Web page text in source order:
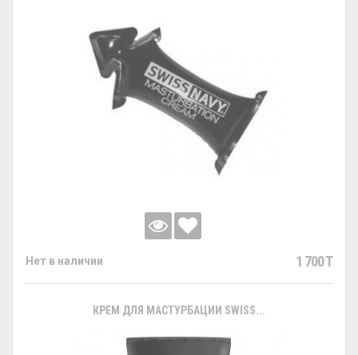
Нет в наличии 1 700 T
КРЕМ ДЛЯ МАСТУРБАЦИИ SWISS...